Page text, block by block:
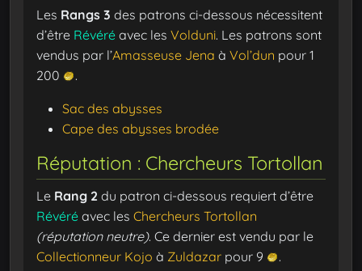
Les Rangs 3 des patrons ci-dessous nécessitent
d’être Révéré avec les Volduni. Les patrons sont
vendus par l’Amasseuse Jena à Vol’dun pour 1
200
.
Sac des abysses
Cape des abysses brodée
Réputation : Chercheurs Tortollan
Le Rang 2 du patron ci-dessous requiert d’être
Révéré avec les Chercheurs Tortollan
(réputation neutre). Ce dernier est vendu par le
Collectionneur Kojo à Zuldazar pour 9 .